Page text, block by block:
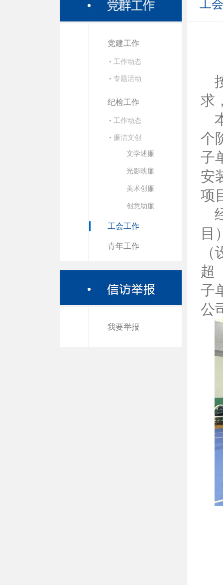
党建工作
• 工作动态
• 专题活动
纪检工作
• 工作动态
• 廉洁文创
文学述廉
光影映廉
美术创廉
创意助廉
工会工作
青年工作
我要举报
工
求
个
子
安
项
目
超
子
公